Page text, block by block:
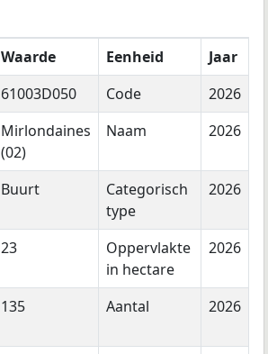
Waarde Eenheid
Jaar
61003D050 Code
2026
Mirlondaines
(02)
Naam 2026
Buurt
Categorisch
type
2026
23
Oppervlakte
in hectare
2026
135 Aantal 2026